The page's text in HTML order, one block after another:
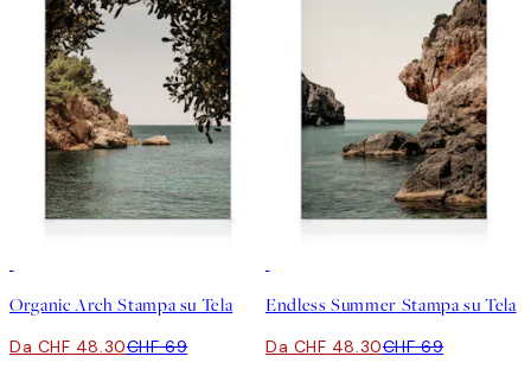
Organic Arch Stampa su Tela
Da CHF 48.30CHF 69
Endless Summer Stampa su Tela
Da CHF 48.30CHF 69